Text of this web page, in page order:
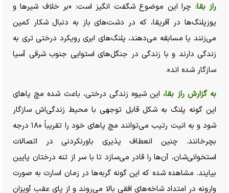
راز بقا: چرا این موضوع شگفت انگیز است: «بر خلاف شیر‌ها و
یوزپلنگ‌ها در آفریقا، که در دشت‌های باز به دنبال شکار کمین
می‌زنند یا مسابقه می‌دهند، پلنگ‌های ابری رویکرد درختی تری به
زندگی دارند و با زندگی در جنگل‌های استوایی جنوب شرقی آسیا
سازگار شده اند».
به گزارش راز بقا، این شیوه زندگی درختی، باعث شده مچ پا‌های
این گونه پلنگ به شکل قابل توجهی با محیط زندگی‌اش سازگار
شود و به انیت رتیب می‌توانند مچ پا‌های خود را تقریباً ۱۸۰ درجه
بچرخانند. چنین انعطاف پذیری باورنکردنی در اتصالات
استخوانی‌شان، آن‌ها را قادر می‌سازد تا با سر از تنه درختان پایین
بیایند. مشاهده شده که این گونه گربه‌ها در زمان اسارت به صورت
وارونه در امتداد شاخه‌های افقی بالا می‌روند و از پای عقب آویزان